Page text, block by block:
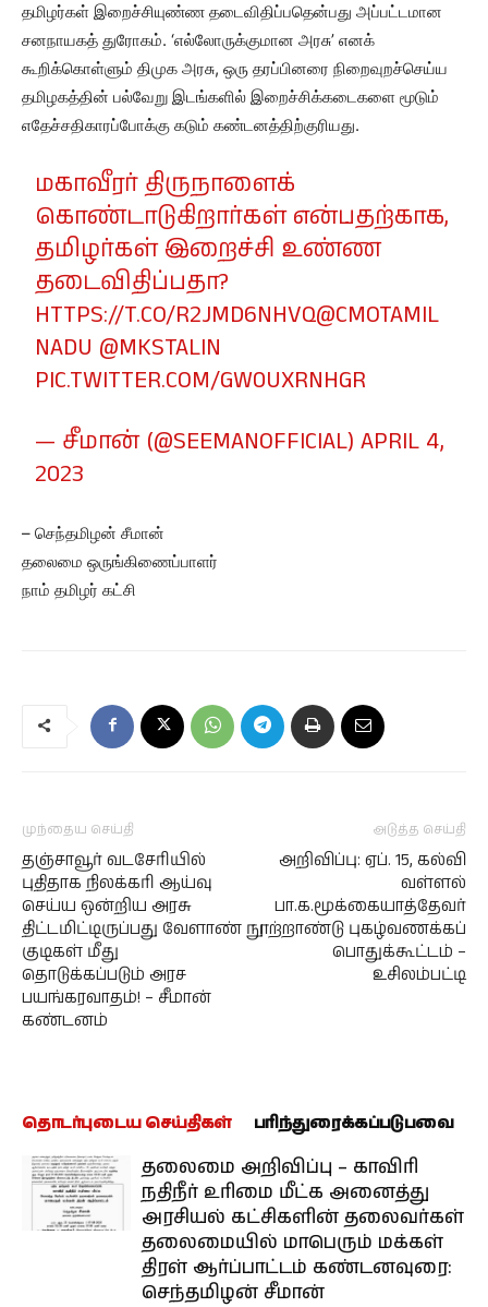
தமிழர்கள் இறைச்சியுண்ண தடைவிதிப்பதென்பது அப்பட்டமான
சனநாயகத் துரோகம். ‘எல்லோருக்குமான அரசு’ எனக்
கூறிக்கொள்ளும் திமுக அரசு, ஒரு தரப்பினரை நிறைவுறச்செய்ய
தமிழகத்தின் பல்வேறு இடங்களில் இறைச்சிக்கடைகளை மூடும்
எதேச்சதிகாரப்போக்கு கடும் கண்டனத்திற்குரியது.
மகாவீரர் திருநாளைக்
கொண்டாடுகிறார்கள் என்பதற்காக,
தமிழர்கள் இறைச்சி உண்ண
தடைவிதிப்பதா?
HTTPS://T.CO/R2JMD6NHVQ@CMOTAMIL
NADU @MKSTALIN
PIC.TWITTER.COM/GW0UXRNHGR
— சீமான் (@SEEMANOFFICIAL)APRIL 4,
2023
– செந்தமிழன் சீமான்
தலைமை ஒருங்கிணைப்பாளர்
நாம் தமிழர் கட்சி
முந்தைய செய்தி
தஞ்சாவூர் வடசேரியில்
புதிதாக நிலக்கரி ஆய்வு
செய்ய ஒன்றிய அரசு
திட்டமிட்டிருப்பது வேளாண்
குடிகள் மீது
தொடுக்கப்படும் அரச
பயங்கரவாதம்! – சீமான்
கண்டனம்
அடுத்த செய்தி
அறிவிப்பு: ஏப். 15, கல்வி
வள்ளல்
பா.க.மூக்கையாத்தேவர்
நூற்றாண்டு புகழ்வணக்கப்
பொதுக்கூட்டம் –
உசிலம்பட்டி
தொடர்புடைய செய்திகள் பரிந்துரைக்கப்படுபவை
தலைமை அறிவிப்பு – காவிரி
நதிநீர் உரிமை மீட்க அனைத்து
அரசியல் கட்சிகளின் தலைவர்கள்
தலைமையில் மாபெரும் மக்கள்
திரள் ஆர்ப்பாட்டம் கண்டனவுரை:
செந்தமிழன் சீமான்